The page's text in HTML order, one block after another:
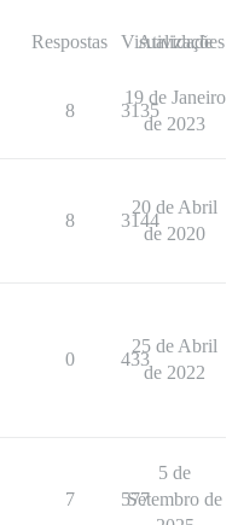
Respostas Visualizações
Atividade
8 3135
19 de Janeiro
de 2023
8 3144
20 de Abril
de 2020
0 433
25 de Abril
de 2022
7 577
5 de
Setembro de